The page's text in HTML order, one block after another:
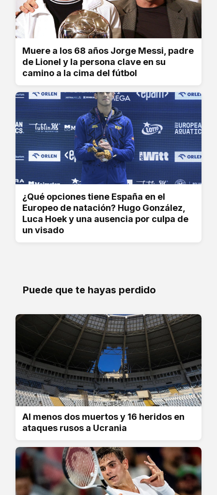
Muere a los 68 años Jorge Messi, padre
de Lionel y la persona clave en su
camino a la cima del fútbol
¿Qué opciones tiene España en el
Europeo de natación? Hugo González,
Luca Hoek y una ausencia por culpa de
un visado
Puede que te hayas perdido
Al menos dos muertos y 16 heridos en
ataques rusos a Ucrania